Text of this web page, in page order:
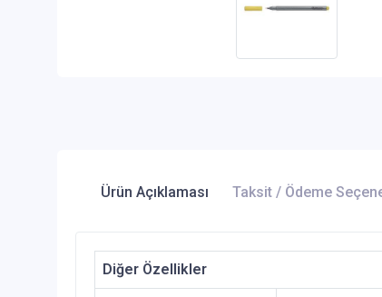
Ürün Açıklaması Taksit / Ödeme
Diğer Özellikler